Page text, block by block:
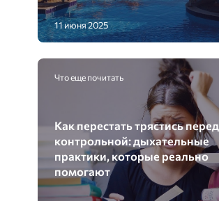
11 июня 2025
Что еще почитать
Как перестать трястись перед
контрольной: дыхательные
практики, которые реально
помогают